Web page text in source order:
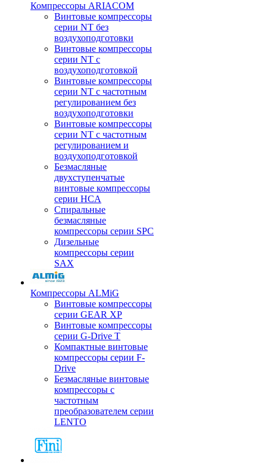
Компрессоры ARIACOM
Винтовые компрессоры
серии NT без
воздухоподготовки
Винтовые компрессоры
серии NT c
воздухоподготовкой
Винтовые компрессоры
серии NT с частотным
регулированием без
воздухоподготовки
Винтовые компрессоры
серии NT с частотным
регулированием и
воздухоподготовкой
Безмасляные
двухступенчатые
винтовые компрессоры
серии HCA
Спиральные
безмасляные
компрессоры серии SPC
Дизельные
компрессоры серии
SAX
Компрессоры ALMiG
Винтовые компрессоры
серии GEAR XP
Винтовые компрессоры
серии G-Drive T
Компактные винтовые
компрессоры серии F-
Drive
Безмасляные винтовые
компрессоры с
частотным
преобразователем серии
LENTO